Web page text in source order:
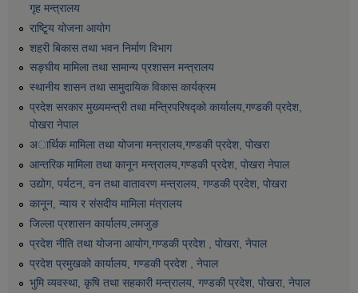
गृह मन्त्रालय
राष्टि्ृय योजना आयोग
शहरी बिकास तथा भवन निर्माण विभाग
सङ्घीय मामिला तथा सामान्य प्रशासन मन्त्रालय
स्थानीय शासन तथा सामुदायिक विकास कार्यक्रम
प्रदेश सरकार मुख्यमन्त्री तथा मन्त्रिपरिषद्को कार्यालय,गण्डकी प्रदेश,
पाेखरा नेपाल
अार्थिक मामिला तथा योजना मन्त्रालय,गण्डकी प्रदेश, पोखरा
आन्तरिक मामिला तथा कानून मन्त्रालय,गण्डकी प्रदेश, पाेखरा नेपाल
उद्योग, पर्यटन, वन तथा वातावरण मन्त्रालय, गण्डकी प्रदेश, पोखरा
कानून, न्याय र संसदीय मामिला मंत्रालय
जिल्ला प्रशासन कार्यालय,लमजुङ
प्रदेश नीति तथा योजना आयोग,गण्डकी प्रदेश , पोखरा, नेपाल
प्रदेश प्रमुखको कार्यालय, गण्डकी प्रदेश , नेपाल
भुमि व्यवस्था, कृषि तथा सहकारी मन्त्रालय, गण्डकी प्रदेश, पोखरा, नेपाल